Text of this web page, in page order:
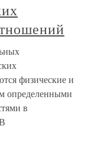
физические и
определенными
в